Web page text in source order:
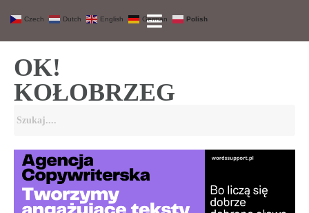
OK!
KOŁOBRZEG
Czech Dutch English German Polish